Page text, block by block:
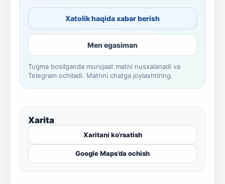
Xatolik haqida xabar berish
Men egasiman
Tugma bosilganda murojaat matni nusxalanadi va
Telegram ochiladi. Matnni chatga joylashtiring.
Xarita
Xaritani ko‘rsatish
Google Maps’da ochish